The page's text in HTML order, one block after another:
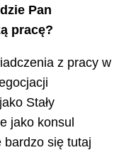
Pan
pracę?
z pracy w
Stały
jako konsul
bardzo się tutaj